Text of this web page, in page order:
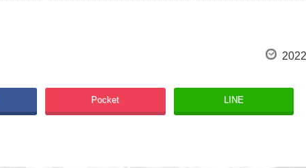
700枚
Pocket LINE